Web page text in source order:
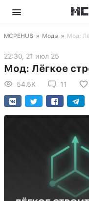
MCPEHUB » Моды » Мод:
22:30, 21 июл 25
Мод: Лёгкое
54.5K 11